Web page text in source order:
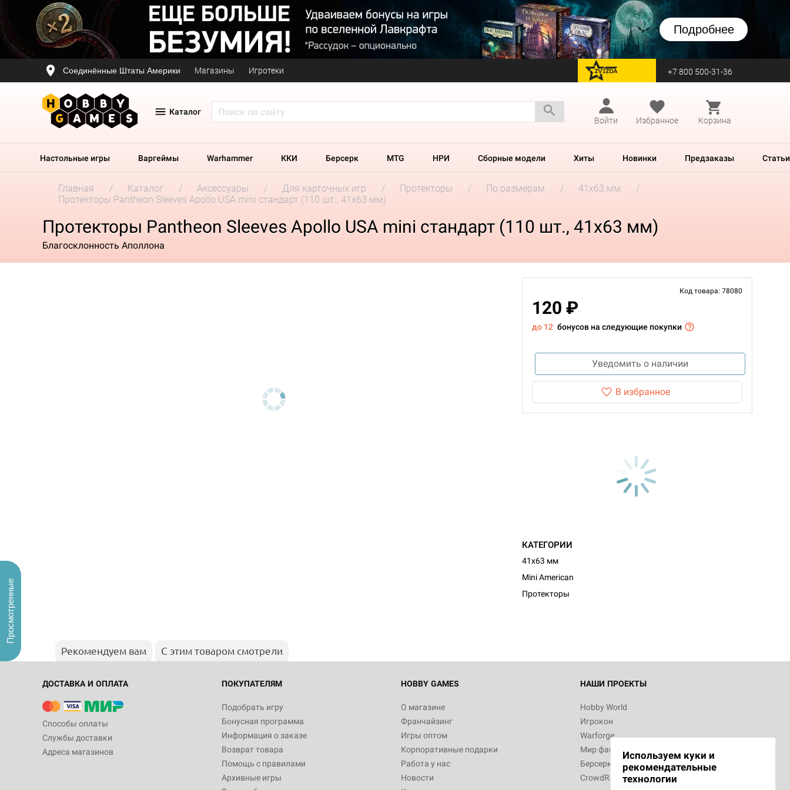
Подробнее
Соединённые Штаты Америки Магазины Игротеки перейти на Zvezda +7 800 500-31-36
Каталог
Войти
Избранное Корзина
Настольные игры Варгеймы Warhammer ККИ Берсерк MTG НРИ Сборные модели Хиты Новинки Предзаказы Статьи
Главная Каталог Аксессуары Для карточных игр Протекторы По размерам
41x63 мм
Протекторы Pantheon Sleeves Apollo USA mini стандарт (110 шт., 41x63 мм)
Протекторы Pantheon Sleeves Apollo USA mini стандарт (110 шт., 41x63 мм)
Благосклонность Аполлона
Код товара: 78080
120 ₽
до 12 бонусов на следующие покупки
Уведомить о наличии
В избранное
КАТЕГОРИИ
41x63 мм
Mini American
Протекторы
Рекомендуем вам С этим товаром смотрели
ДОСТАВКА И ОПЛАТА
Способы оплаты
Службы доставки
Адреса магазинов
ПОКУПАТЕЛЯМ
Подобрать игру
Бонусная программа
Информация о заказе
Возврат товара
Помощь с правилами
Архивные игры
HOBBY GAMES
О магазине
Франчайзинг
Игры оптом
Корпоративные подарки
Работа у нас
Новости
НАШИ ПРОЕКТЫ
Hobby World
Игрокон
Warforge
Мир фантастики
Берсерк
CrowdRepublic
Используем куки и
рекомендательные
технологии
Просмотренные
Настольная игра Hobby World Монстры
Белая смерть
12 990
Настольная игра Hobby World Ужас
3 490